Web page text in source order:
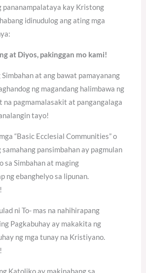
pananampalataya kay Kristong
idinudulog ang ating mga
at Diyos, pakinggan mo kami!
Simbahan at ang bawat pamayanang
ng magandang halimbawa ng
na pagmamalasakit at pangangalaga
tayo!
“Basic Ecclesial Communities” o
samahang pansimbahan ay pagmulan
sa Simbahan at maging
ng ebanghelyo sa lipunan.
ni To- mas na nahihirapang
Pagkabuhay ay makakita ng
ng mga tunay na Kristiyano.
Katoliko ay makinabang sa